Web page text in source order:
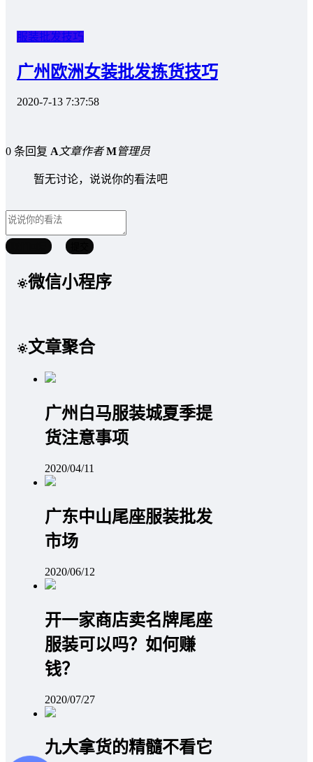
服装批发技巧
广州欧洲女装批发拣货技巧
2020-7-13 7:37:58
0 条回复 A文章作者 M管理员
暂无讨论，说说你的看法吧
微信小程序
文章聚合
广州白马服装城夏季提
货注意事项
2020/04/11
广东中山尾座服装批发
市场
2020/06/12
开一家商店卖名牌尾座
服装可以吗？如何赚
钱？
2020/07/27
九大拿货的精髓不看它